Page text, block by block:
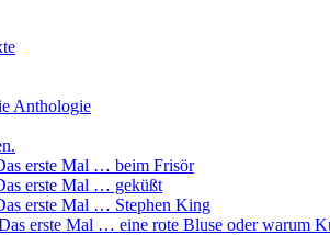
Anthologie
erste Mal … beim Frisör
erste Mal … geküßt
erste Mal … Stephen King
erste Mal … eine rote Bluse oder warum